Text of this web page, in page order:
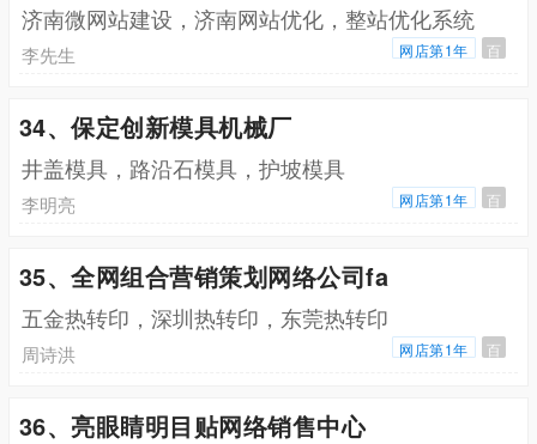
济南微网站建设，济南网站优化，整站优化系统
李先生 网店第1年 百
34、保定创新模具机械厂
井盖模具，路沿石模具，护坡模具
李明亮 网店第1年 百
35、全网组合营销策划网络公司fa
五金热转印，深圳热转印，东莞热转印
周诗洪 网店第1年 百
36、亮眼睛明目贴网络销售中心